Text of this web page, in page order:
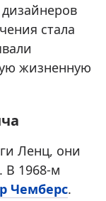
стала
жизненную
Ленц, они
В 1968-м
Чемберс.